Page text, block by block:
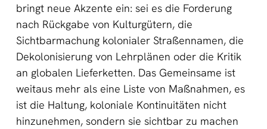
bringt neue Akzente ein: sei es die Forderung
nach Rückgabe von Kulturgütern, die
Sichtbarmachung kolonialer Straßennamen, die
Dekolonisierung von Lehrplänen oder die Kritik
an globalen Lieferketten. Das Gemeinsame ist
weitaus mehr als eine Liste von Maßnahmen, es
ist die Haltung, koloniale Kontinuitäten nicht
hinzunehmen, sondern sie sichtbar zu machen